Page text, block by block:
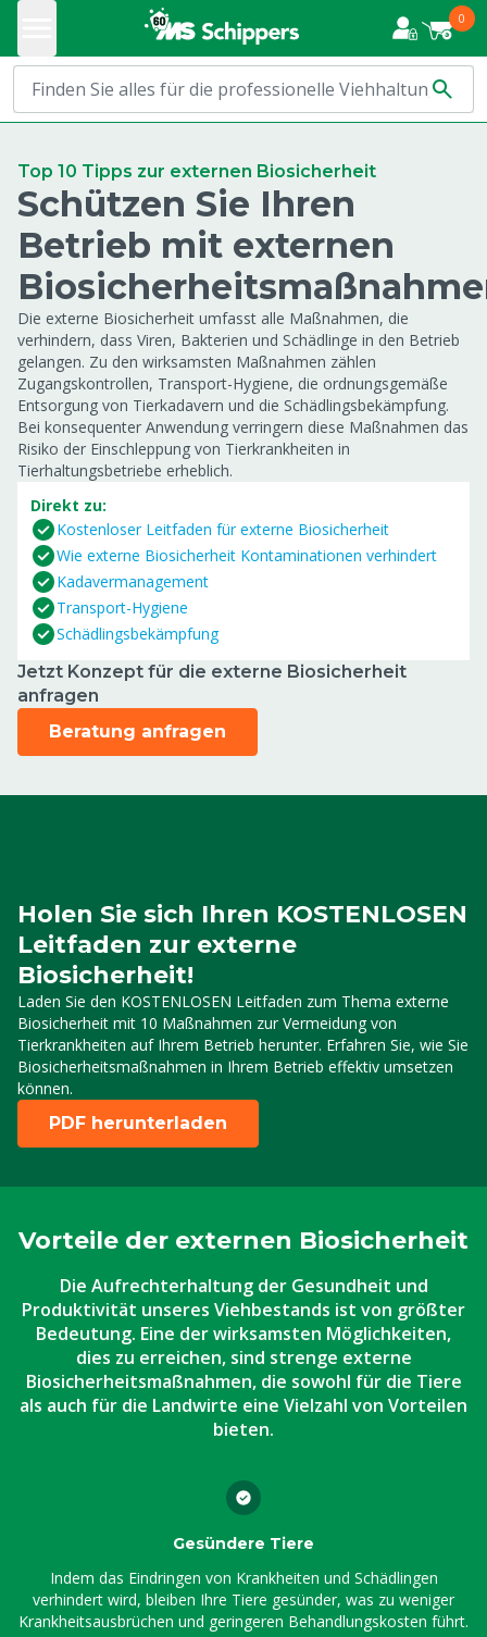
0
Top 10 Tipps zur externen Biosicherheit
Schützen Sie Ihren
Betrieb mit externen
Die externe Biosicherheit umfasst alle Maßnahmen, die
verhindern, dass Viren, Bakterien und Schädlinge in den Betrieb
gelangen. Zu den wirksamsten Maßnahmen zählen
Zugangskontrollen, Transport-Hygiene, die ordnungsgemäße
Entsorgung von Tierkadavern und die Schädlingsbekämpfung.
Bei konsequenter Anwendung verringern diese Maßnahmen das
Risiko der Einschleppung von Tierkrankheiten in
Tierhaltungsbetriebe erheblich.
Direkt zu:
Kostenloser Leitfaden für externe Biosicherheit
Wie externe Biosicherheit Kontaminationen verhindert
Kadavermanagement
Transport-Hygiene
Schädlingsbekämpfung
Jetzt Konzept für die externe Biosicherheit
anfragen
Beratung anfragen
Holen Sie sich Ihren KOSTENLOSEN
Leitfaden zur externe
Biosicherheit!
Laden Sie den KOSTENLOSEN Leitfaden zum Thema externe
Biosicherheit mit 10 Maßnahmen zur Vermeidung von
Tierkrankheiten auf Ihrem Betrieb herunter. Erfahren Sie, wie Sie
Biosicherheitsmaßnahmen in Ihrem Betrieb effektiv umsetzen
können.
PDF herunterladen
Vorteile der externen Biosicherheit
Die Aufrechterhaltung der Gesundheit und
Produktivität unseres Viehbestands ist von größter
Bedeutung. Eine der wirksamsten Möglichkeiten,
dies zu erreichen, sind strenge externe
Biosicherheitsmaßnahmen, die sowohl für die Tiere
als auch für die Landwirte eine Vielzahl von Vorteilen
bieten.
Gesündere Tiere
Indem das Eindringen von Krankheiten und Schädlingen
verhindert wird, bleiben Ihre Tiere gesünder, was zu weniger
Krankheitsausbrüchen und geringeren Behandlungskosten führt.